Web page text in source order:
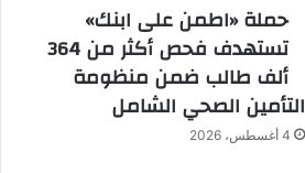
حملة «اطمن على ابنك»
تستهدف فحص أكثر من 364
ألف طالب ضمن منظومة
التأمين الصحي الشامل
4 أغسطس، 2026